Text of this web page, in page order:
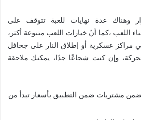
وهناك عدة نهايات للعبة تتوقف على
اللعب ،كما أنّ خيارات اللعب متنوعة أكثر،
مراكز عسكرية أو إطلاق النار على جحافل
وإن كنت شجاعًا جدًا، يمكنك ملاحقة
مشتريات ضمن التطبيق بأسعار تبدأ من